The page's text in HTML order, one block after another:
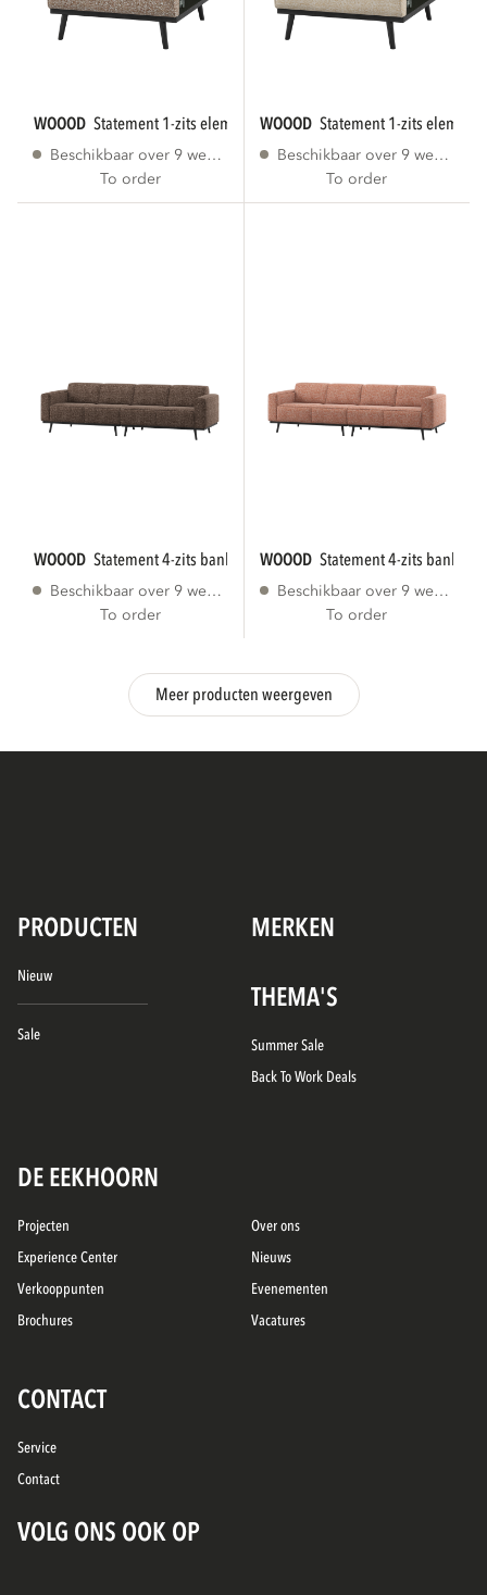
WOOOD statement 1-zits element lichtbruin...
Beschikbaar over 9 weken
To order
WOOOD statement 1-zits
Beschikbaar over 9 weken
To order
WOOOD statement 4-zits bank 280 cm bruin...
Beschikbaar over 9 weken
To order
WOOOD statement 4-zits bank
Beschikbaar over 9 weken
To order
Meer producten weergeven
PRODUCTEN MERKEN
Nieuw
Sale
THEMA'S
Summer Sale
Back To Work Deals
DE EEKHOORN
Projecten
Experience Center
Verkooppunten
Brochures
Over ons
Nieuws
Evenementen
Vacatures
CONTACT
Service
Contact
VOLG ONS OOK OP